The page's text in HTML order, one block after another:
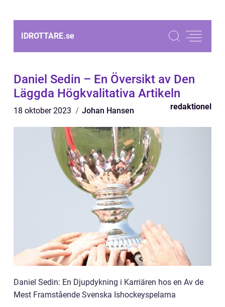
IDROTTARE.se
Daniel Sedin – En Översikt av Den
Läggda Högkvalitativa Artikeln
18 oktober 2023 Johan Hansen redaktionel
Daniel Sedin: En Djupdykning i Karriären hos en Av de
Mest Framstående Svenska Ishockeyspelarna